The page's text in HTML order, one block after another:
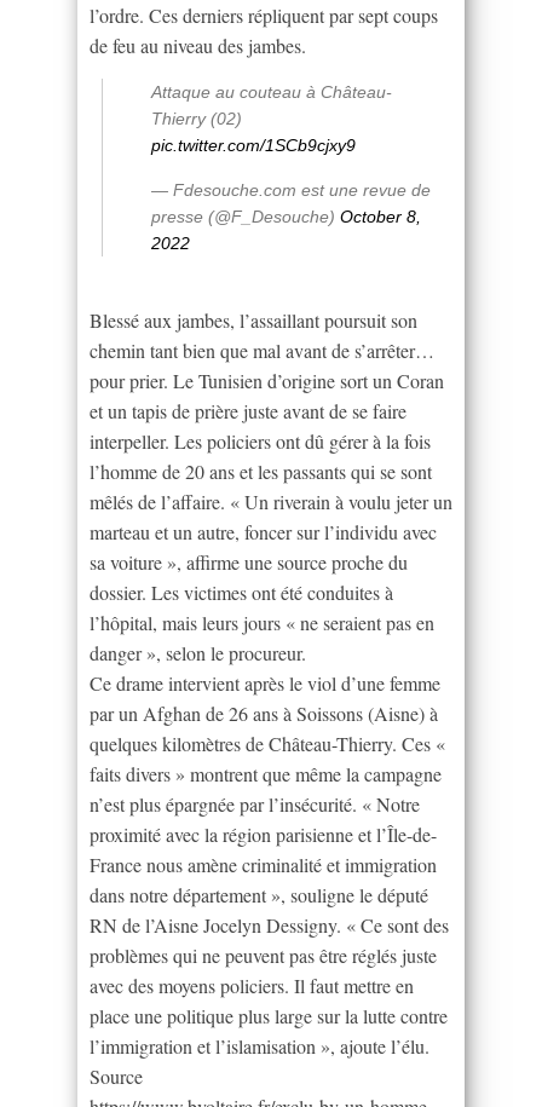
l’ordre. Ces derniers répliquent par sept coups
de feu au niveau des jambes.
Attaque au couteau à Château-
Thierry (02)
pic.twitter.com/1SCb9cjxy9
— Fdesouche.com est une revue de
presse (@F_Desouche) October 8,
2022
Blessé aux jambes, l’assaillant poursuit son
chemin tant bien que mal avant de s’arrêter…
pour prier. Le Tunisien d’origine sort un Coran
et un tapis de prière juste avant de se faire
interpeller. Les policiers ont dû gérer à la fois
l’homme de 20 ans et les passants qui se sont
mêlés de l’affaire. « Un riverain à voulu jeter un
marteau et un autre, foncer sur l’individu avec
sa voiture », affirme une source proche du
dossier. Les victimes ont été conduites à
l’hôpital, mais leurs jours « ne seraient pas en
danger », selon le procureur.
Ce drame intervient après le viol d’une femme
par un Afghan de 26 ans à Soissons (Aisne) à
quelques kilomètres de Château-Thierry. Ces «
faits divers » montrent que même la campagne
n’est plus épargnée par l’insécurité. « Notre
proximité avec la région parisienne et l’Île-de-
France nous amène criminalité et immigration
dans notre département », souligne le député
RN de l’Aisne Jocelyn Dessigny. « Ce sont des
problèmes qui ne peuvent pas être réglés juste
avec des moyens policiers. Il faut mettre en
place une politique plus large sur la lutte contre
l’immigration et l’islamisation », ajoute l’élu.
Source